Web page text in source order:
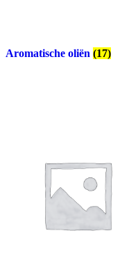
Aromatische oliën (17)